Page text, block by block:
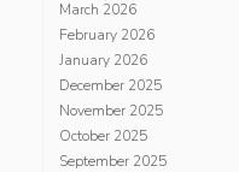
March 2026
February 2026
January 2026
December 2025
November 2025
October 2025
September 2025